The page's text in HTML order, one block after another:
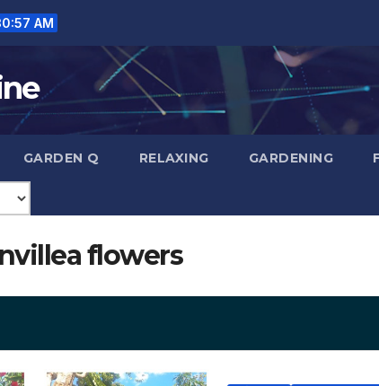
AM
GARDEN Q RELAXING GARDENING
flowers